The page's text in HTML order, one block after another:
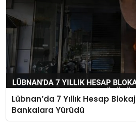
Lübnan’da 7 Yıllık Hesap
Bankalara Yürüdü